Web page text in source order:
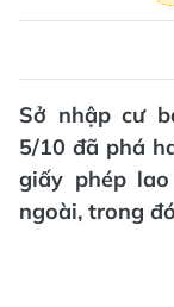
Sở nhập cư
5/10 đã phá
giấy phép
ngoài, trong